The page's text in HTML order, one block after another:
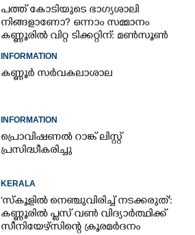
പത്ത് കോടിയുടെ ഭാഗ്യശാലി
നിങ്ങളാണോ? ഒന്നാം സമ്മാനം
കണ്ണൂരിൽ വിറ്റ ടിക്കറ്റിന്: മൺസൂൺ
INFORMATION
കണ്ണൂർ സർവകലാശാല
INFORMATION
പ്രൊവിഷണൽ റാങ്ക് ലിസ്റ്റ്
പ്രസിദ്ധീകരിച്ചു
KERALA
'സ്കൂളിൽ നെഞ്ചുവിരിച്ച് നടക്കരുത്':
കണ്ണൂരിൽ പ്ലസ് വൺ വിദ്യാർത്ഥിക്ക്
സീനിയേഴ്സിന്റെ ക്രൂരമർദനം